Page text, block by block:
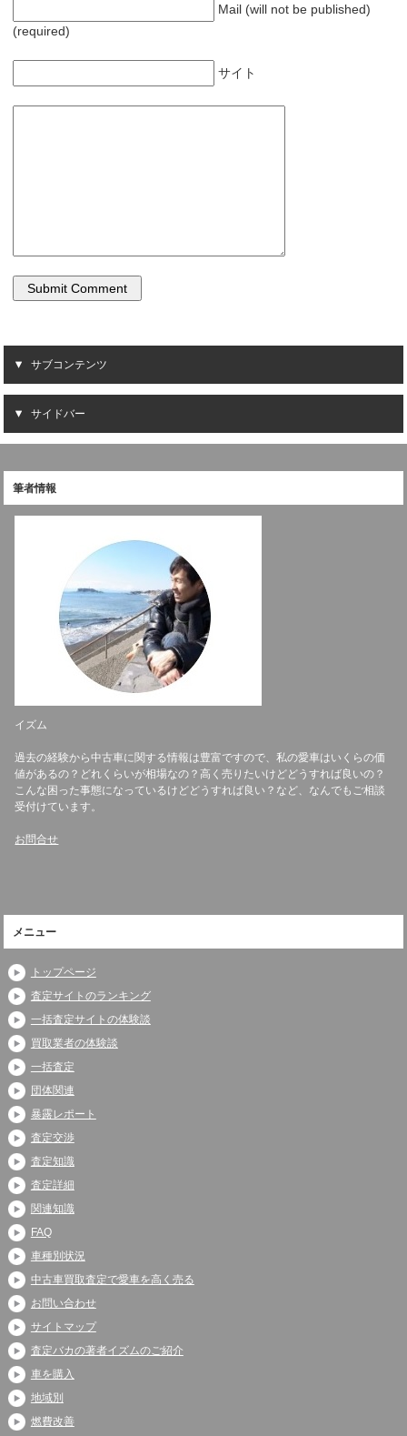
Mail (will not be published)
(required)
サイト
サブコンテンツ
サイドバー
筆者情報
イズム
過去の経験から中古車に関する情報は豊富ですので、私の愛車はいくらの価
値があるの？どれくらいが相場なの？高く売りたいけどどうすれば良いの？
こんな困った事態になっているけどどうすれば良い？など、なんでもご相談
受付けています。
お問合せ
メニュー
トップページ
査定サイトのランキング
一括査定サイトの体験談
買取業者の体験談
一括査定
団体関連
暴露レポート
査定交渉
査定知識
査定詳細
関連知識
FAQ
車種別状況
中古車買取査定で愛車を高く売る
お問い合わせ
サイトマップ
査定バカの著者イズムのご紹介
車を購入
地域別
燃費改善